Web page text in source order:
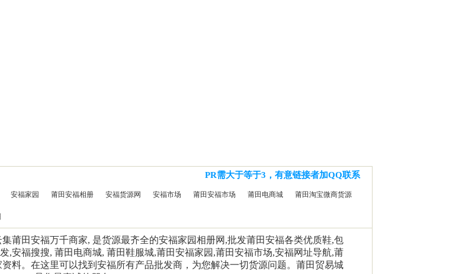
PR需大于等于3，有意链接者加QQ联系
安福家园 莆田安福相册 安福货源网 安福市场 莆田安福市场 莆田电商城 莆田淘宝微商货源
莆田安福万千商家, 是货源最齐全的安福家园相册网,批发莆田安福各类优质鞋,包
,安福搜搜, 莆田电商城, 莆田鞋服城,莆田安福家园,莆田安福市场,安福网址导航,莆
料。在这里可以找到安福所有产品批发商，为您解决一切货源问题。莆田贸易城